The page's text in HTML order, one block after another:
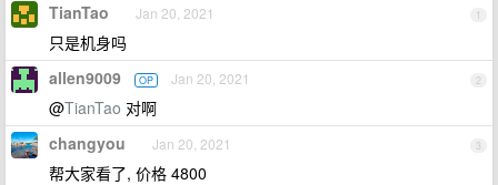
1
TianTao Jan 20, 2021
只是机身吗
2
allen9009 OP Jan 20, 2021
@TianTao 对啊
3
changyou Jan 20, 2021
帮大家看了, 价格 4800